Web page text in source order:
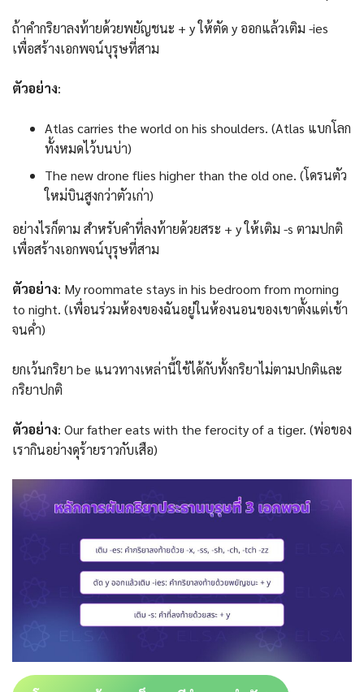
ถ้าคำกริยาลงท้ายด้วยพยัญชนะ + y ให้ตัด y ออกแล้วเติม -ies
เพื่อสร้างเอกพจน์บุรุษที่สาม
ตัวอย่าง:
Atlas carries the world on his shoulders. (Atlas แบกโลก
ทั้งหมดไว้บนบ่า)
The new drone flies higher than the old one. (โดรนตัว
ใหม่บินสูงกว่าตัวเก่า)
อย่างไรก็ตาม สำหรับคำที่ลงท้ายด้วยสระ + y ให้เติม -s ตามปกติ
เพื่อสร้างเอกพจน์บุรุษที่สาม
ตัวอย่าง: My roommate stays in his bedroom from morning
to night. (เพื่อนร่วมห้องของฉันอยู่ในห้องนอนของเขาตั้งแต่เช้า
จนค่ำ)
ยกเว้นกริยา be แนวทางเหล่านี้ใช้ได้กับทั้งกริยาไม่ตามปกติและ
กริยาปกติ
ตัวอย่าง: Our father eats with the ferocity of a tiger. (พ่อของ
เรากินอย่างดุร้ายราวกับเสือ)